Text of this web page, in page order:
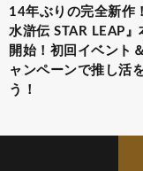
14年ぶりの完全新作
水滸伝 STAR LEAP』
開始！初回イベント
ャンペーンで推し活
う！